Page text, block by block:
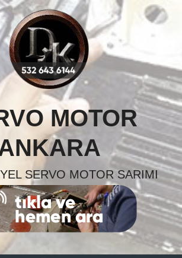
MOTOR
SERVO MOTOR SARIMI